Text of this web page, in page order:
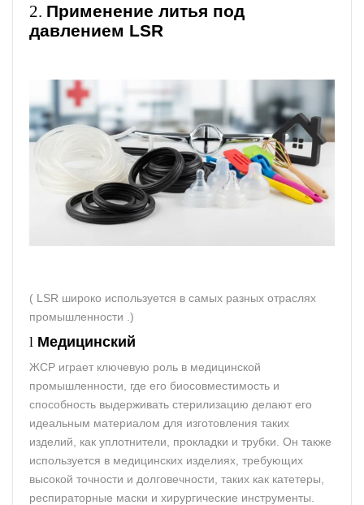
2. Применение литья под
давлением LSR
( LSR широко используется в самых разных отраслях
промышленности .)
l Медицинский
ЖСР играет ключевую роль в медицинской
промышленности, где его биосовместимость и
способность выдерживать стерилизацию делают его
идеальным материалом для изготовления таких
изделий, как уплотнители, прокладки и трубки. Он также
используется в медицинских изделиях, требующих
высокой точности и долговечности, таких как катетеры,
респираторные маски и хирургические инструменты.